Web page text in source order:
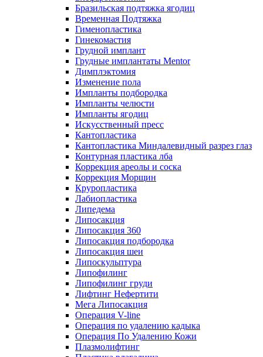
Бразильская подтяжка ягодиц
Временная Подтяжка
Гименопластика
Гинекомастия
Грудной имплант
Грудные имплантаты Mentor
Димплэктомия
Изменение пола
Импланты подбородка
Импланты челюсти
Импланты ягодиц
Искусственный пресс
Кантопластика
Кантопластика Миндалевидный разрез глаз
Контурная пластика лба
Коррекция ареолы и соска
Коррекция Морщин
Круропластика
Лабиопластика
Липедема
Липосакция
Липосакция 360
Липосакция подбородка
Липосакция шеи
Липоскульптура
Липофилинг
Липофилинг груди
Лифтинг Нефертити
Мега Липосакция
Операция V-line
Операция по удалению кадыка
Операция По Удалению Кожи
Плазмолифтинг